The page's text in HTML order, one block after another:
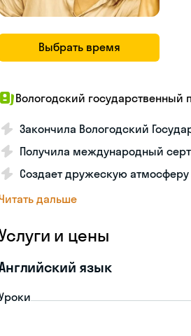
Выбрать время
Вологодский государственный
Закончила Вологодский
Получила международный
Создает дружескую
дальше
и цены
язык